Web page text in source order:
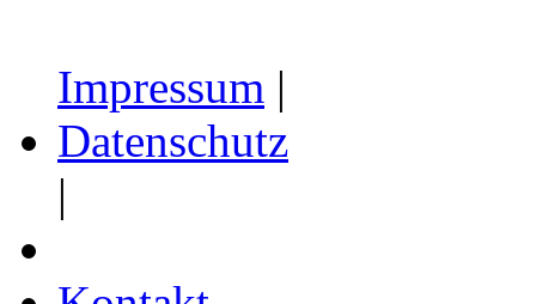
Impressum |
Datenschutz
|